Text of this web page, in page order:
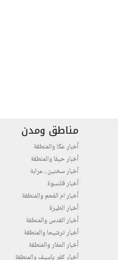
مناطق ومدن
أخبار عكا والمنطقة
أخبار حيفا والمنطقة
أخبار سخنين ، عرابة
أخبار قلنسوة
أخبار ام الفحم والمنطقة
أخبار الطيرة
أخبار القدس والمنطقة
أخبار ترشيحا والمنطقة
أخبار المغار والمنطقة
أخبار كفر ياسيف والمنطقة